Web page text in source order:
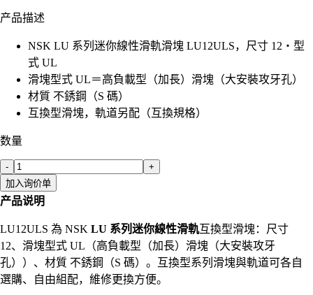
产品描述
NSK LU 系列迷你線性滑軌滑塊 LU12ULS，尺寸 12・型
式 UL
滑塊型式 UL＝高負載型（加長）滑塊（大安裝攻牙孔）
材質 不銹鋼（S 碼）
互換型滑塊，軌道另配（互換規格）
数量
-
+
加入询价单
产品说明
LU12ULS 為 NSK LU 系列迷你線性滑軌互換型滑塊：尺寸
12、滑塊型式 UL（高負載型（加長）滑塊（大安裝攻牙
孔））、材質 不銹鋼（S 碼）。互換型系列滑塊與軌道可各自
選購、自由組配，維修更換方便。